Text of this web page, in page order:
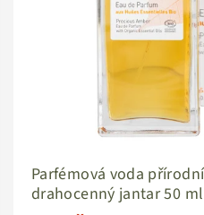
Parfémová voda přírodní
drahocenný jantar 50 ml